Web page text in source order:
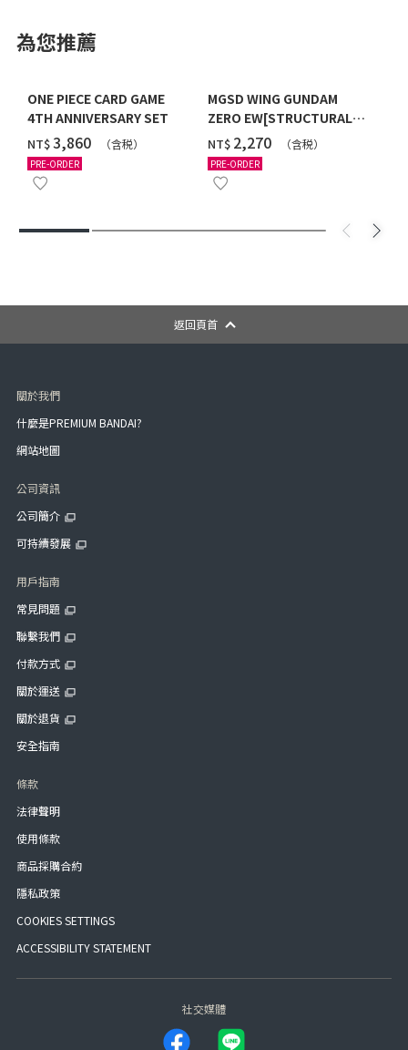
為您推薦
ONE PIECE CARD GAME
4TH ANNIVERSARY SET
NT$‌3,860 （含税）
PRE-ORDER
MGSD WING GUNDAM
ZERO EW[STRUCTURAL
COATING/BLACK] [2026年
12月發送]
NT$ ‌2,270 （含税）
PRE-ORDER
返回頁首
關於我們
什麼是PREMIUM BANDAI?
網站地圖
公司資訊
公司簡介
可持續發展
用戶指南
常見問題
聯繫我們
付款方式
關於運送
關於退貨
安全指南
條款
法律聲明
使用條款
商品採購合約
隱私政策
COOKIES SETTINGS
ACCESSIBILITY STATEMENT
社交媒體